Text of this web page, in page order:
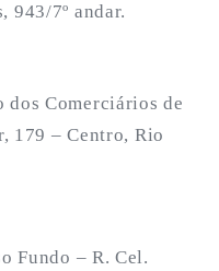
943/7º andar.
Comerciários de
179 – Centro, Rio
Fundo – R. Cel.